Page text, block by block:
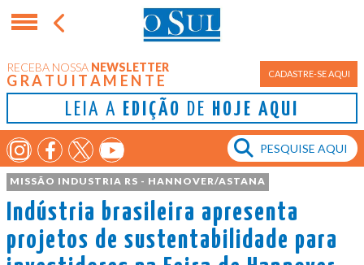
RECEBA NOSSA NEWSLETTER
GRATUITAMENTE CADASTRE-SE AQUI
LEIA A EDIÇÃO DE HOJE AQUI
MISSÃO INDUSTRIA RS - HANNOVER/ASTANA
Indústria brasileira apresenta
projetos de sustentabilidade para